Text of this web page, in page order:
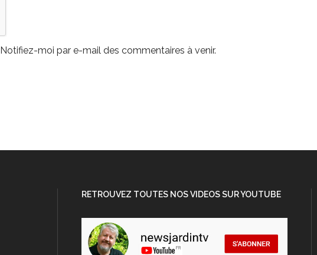
Notifiez-moi par e-mail des commentaires à venir.
RETROUVEZ TOUTES NOS VIDEOS SUR YOUTUBE